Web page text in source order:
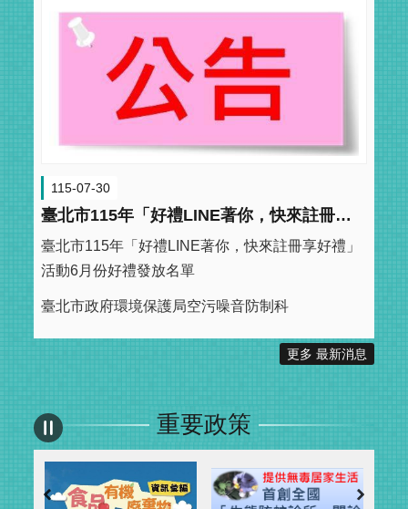
115-07-30
臺北市115年「好禮LINE著你，快來註冊享好禮」活動6月份好禮發放名單
臺北市115年「好禮LINE著你，快來註冊享好禮」
活動6月份好禮發放名單
臺北市政府環境保護局空污噪音防制科
更多 最新消息
重要政策